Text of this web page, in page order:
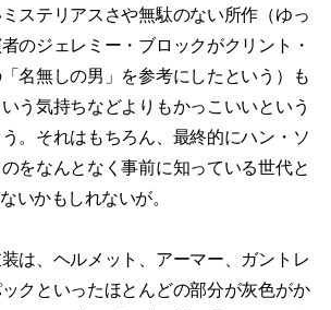
ステリアスさや無駄のない所作（ゆっ
のジェレミー・ブロックがクリント・
名無しの男」を参考にしたという）も
う気持ちなどよりもかっこいいという
。それはもちろん、最終的にハン・ソ
をなんとなく事前に知っている世代と
いかもしれないが。
は、ヘルメット、アーマー、ガントレ
クといったほとんどの部分が灰色がか